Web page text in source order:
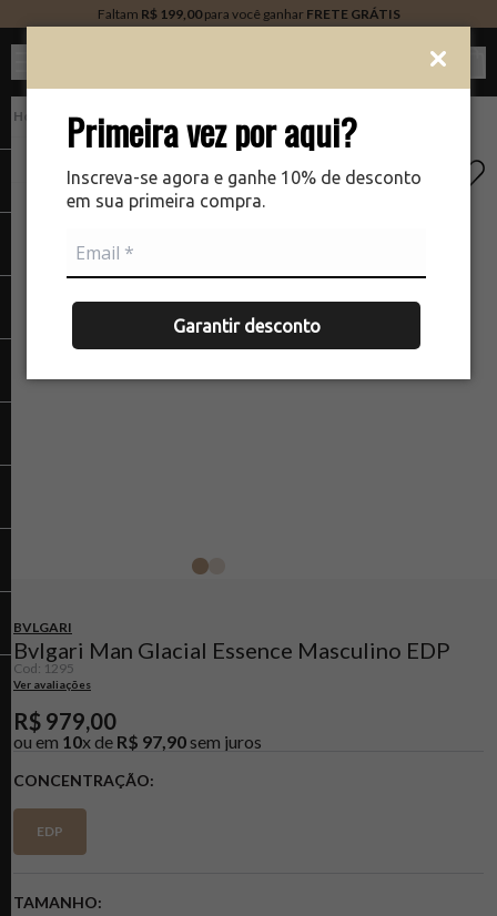
Primeira vez por aqui?
Inscreva-se agora e ganhe 10% de desconto
em sua primeira compra.
Garantir desconto
Faltam R$ 199,00para você ganhar FRETE GRÁTIS
PERFUMARIA
BVLGARI
Bvlgari Man Glacial Essence Masculino EDP
Cod: 1295
Ver avaliações
R$ 979,00
ou em 10x de R$ 97,90 sem juros
CONCENTRAÇÃO
EDP
TAMANHO